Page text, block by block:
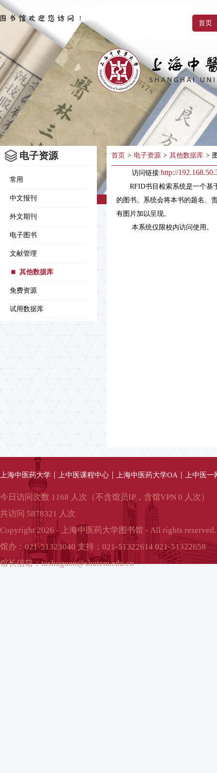
首页
电子资源
常用
中文报刊
外文期刊
电子图书
文献管理
其他数据库
免费资源
试用数据库
首页 > 电子资源 > 其他数据库 >
访问链接:http://
RFID书目检索系统是一个基于
的图书。系统会将本书的题名、
有图片加以呈现。
本系统仅限校内访问使用。
上海中医药大学 上中医课程中心 上海中医药大学OA 上中医
今日访问次数 1168 人次（不含馆员IP，含馆VPN 0 人次）
共访问 5878321 人次
Copyright 2026 - 上海中医药大学图书馆 - All rights reserved.
馆办：021-51323040 支持：021-51322614 021-51322658
馆长信箱：tushuguan@shutcm.edu.cn